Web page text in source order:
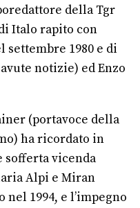
della Tgr
Italo rapito con
settembre 1980 e di
notizie) ed Enzo
(portavoce della
ha ricordato in
sofferta vicenda
Alpi e Miran
1994, e l’impegno